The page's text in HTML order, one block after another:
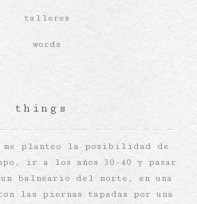
talleres
words
things
me planteo la posibilidad de
ir a los años 30-40 y pasar
un balneario del norte, en una
las piernas tapadas por una